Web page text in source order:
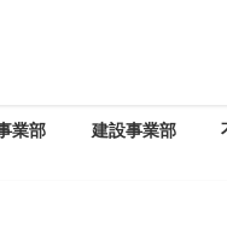
業部 建設事業部